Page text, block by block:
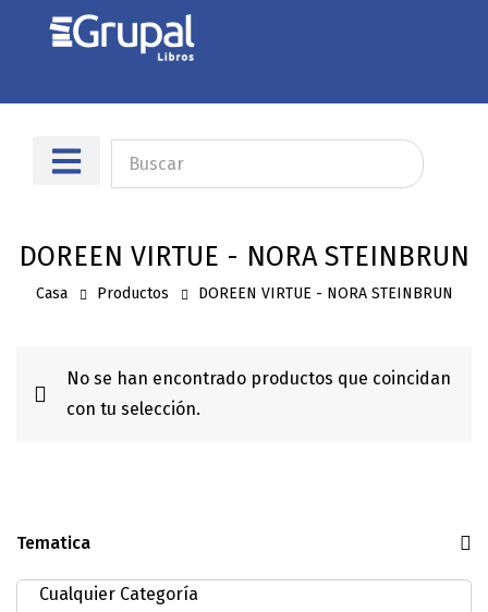
DOREEN VIRTUE - NORA STEINBRUN
Casa Productos DOREEN VIRTUE - NORA STEINBRUN
Tematica
No se han encontrado productos que coincidan
con tu selección.